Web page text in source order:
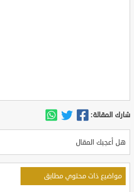
شارك المقالة:
هل أعجبك المقال
مواضيع ذات محتوي مطابق